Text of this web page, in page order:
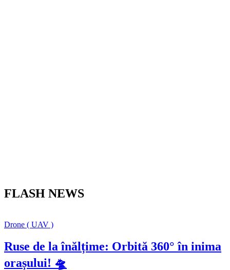
FLASH NEWS
Drone ( UAV )
Ruse de la înălțime: Orbită 360° în inima
orașului! 🛸